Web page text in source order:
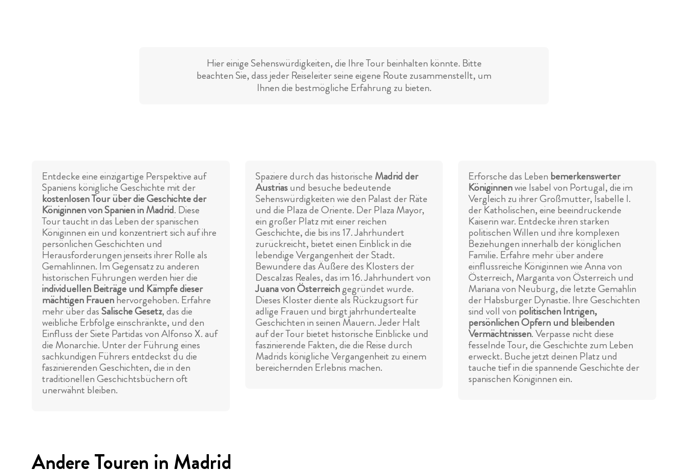
Hier einige Sehenswürdigkeiten, die Ihre Tour beinhalten könnte. Bitte
beachten Sie, dass jeder Reiseleiter seine eigene Route zusammenstellt, um
Ihnen die bestmögliche Erfahrung zu bieten.
Entdecke eine einzigartige Perspektive auf
Spaniens königliche Geschichte mit der
kostenlosen Tour über die Geschichte der
Königinnen von Spanien in Madrid. Diese
Tour taucht in das Leben der spanischen
Königinnen ein und konzentriert sich auf ihre
persönlichen Geschichten und
Herausforderungen jenseits ihrer Rolle als
Gemahlinnen. Im Gegensatz zu anderen
historischen Führungen werden hier die
individuellen Beiträge und Kämpfe dieser
mächtigen Frauenhervorgehoben. Erfahre
mehr über dasSalische Gesetz, das die
weibliche Erbfolge einschränkte, und den
Einfluss der Siete Partidas von Alfonso X. auf
die Monarchie. Unter der Führung eines
sachkundigen Führers entdeckst du die
faszinierenden Geschichten, die in den
traditionellen Geschichtsbüchern oft
unerwähnt bleiben.
Spaziere durch das historische Madrid der
Austriasund besuche bedeutende
Sehenswürdigkeiten wie den Palast der Räte
und die Plaza de Oriente. Der Plaza Mayor,
ein großer Platz mit einer reichen
Geschichte, die bis ins 17. Jahrhundert
zurückreicht, bietet einen Einblick in die
lebendige Vergangenheit der Stadt.
Bewundere das Äußere des Klosters der
Descalzas Reales, das im 16. Jahrhundert von
Juana von Österreichgegründet wurde.
Dieses Kloster diente als Rückzugsort für
adlige Frauen und birgt jahrhundertealte
Geschichten in seinen Mauern. Jeder Halt
auf der Tour bietet historische Einblicke und
faszinierende Fakten, die die Reise durch
Madrids königliche Vergangenheit zu einem
bereichernden Erlebnis machen.
Erforsche das Leben bemerkenswerter
Königinnenwie Isabel von Portugal, die im
Vergleich zu ihrer Großmutter, Isabelle I.
der Katholischen, eine beeindruckende
Kaiserin war. Entdecke ihren starken
politischen Willen und ihre komplexen
Beziehungen innerhalb der königlichen
Familie. Erfahre mehr über andere
einflussreiche Königinnen wie Anna von
Österreich, Margarita von Österreich und
Mariana von Neuburg, die letzte Gemahlin
der Habsburger Dynastie. Ihre Geschichten
sind voll von politischen Intrigen,
persönlichen Opfern und bleibenden
Vermächtnissen. Verpasse nicht diese
fesselnde Tour, die Geschichte zum Leben
erweckt. Buche jetzt deinen Platz und
tauche tief in die spannende Geschichte der
spanischen Königinnen ein.
Andere Touren in Madrid